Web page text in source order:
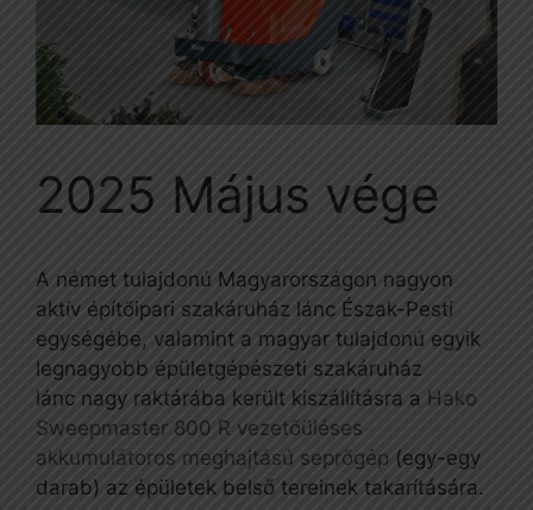
2025 Május vége
A német tulajdonú Magyarországon nagyon
aktív építőipari szakáruház lánc Észak-Pesti
egységébe, valamint a magyar tulajdonú egyik
legnagyobb épületgépészeti szakáruház
lánc nagy raktárába került kiszállításra a Hako
Sweepmaster 800 R vezetőüléses
akkumulátoros meghajtású seprőgép (egy-egy
darab) az épületek belső tereinek takarítására.